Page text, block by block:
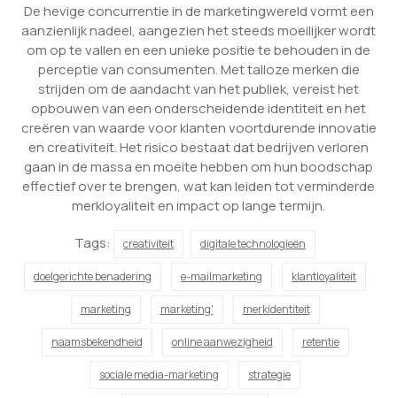
De hevige concurrentie in de marketingwereld vormt een
aanzienlijk nadeel, aangezien het steeds moeilijker wordt
om op te vallen en een unieke positie te behouden in de
perceptie van consumenten. Met talloze merken die
strijden om de aandacht van het publiek, vereist het
opbouwen van een onderscheidende identiteit en het
creëren van waarde voor klanten voortdurende innovatie
en creativiteit. Het risico bestaat dat bedrijven verloren
gaan in de massa en moeite hebben om hun boodschap
effectief over te brengen, wat kan leiden tot verminderde
merkloyaliteit en impact op lange termijn.
Tags:
creativiteit digitale technologieën
doelgerichte benadering e-mailmarketing klantloyaliteit
marketing marketing' merkidentiteit
naamsbekendheid online aanwezigheid retentie
sociale media-marketing strategie